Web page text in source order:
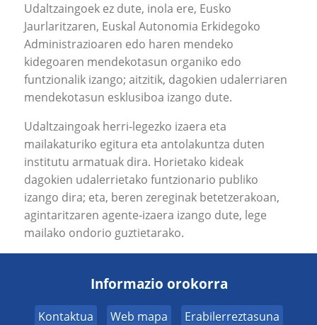
Udaltzaingoek ez dute, inola ere, Eusko
Jaurlaritzaren, Euskal Autonomia Erkidegoko
Administrazioaren edo haren mendeko
kidegoaren mendekotasun organiko edo
funtzionalik izango; aitzitik, dagokien udalerriaren
mendekotasun esklusiboa izango dute.
Udaltzaingoak herri‐legezko izaera eta
mailakaturiko egitura eta antolakuntza duten
institutu armatuak dira. Horietako kideak
dagokien udalerrietako funtzionario publiko
izango dira; eta, beren zereginak betetzerakoan,
agintaritzaren agente‐izaera izango dute, lege
mailako ondorio guztietarako.
Informazio orokorra
Kontaktua Web mapa
Erabilerreztasuna